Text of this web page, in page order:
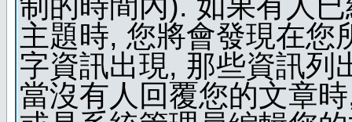
主題時, 您將會發現在您
字資訊出現, 那些資訊列
當沒有人回覆您的文章